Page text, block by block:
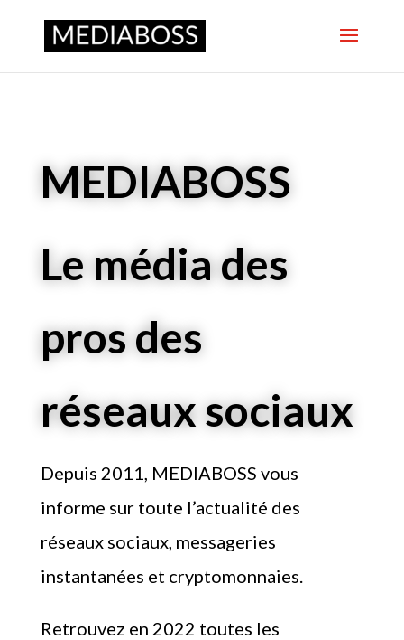
MEDIABOSS
Le média des
pros des
réseaux sociaux
Depuis 2011, MEDIABOSS vous
informe sur toute l’actualité des
réseaux sociaux, messageries
instantanées et cryptomonnaies.
Retrouvez en 2022 toutes les